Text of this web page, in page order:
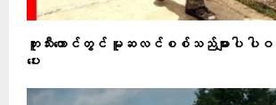
ဘူးသီးတောင်တွင် မူဆလင်စစ်သည်များပါ ပ
ပေး